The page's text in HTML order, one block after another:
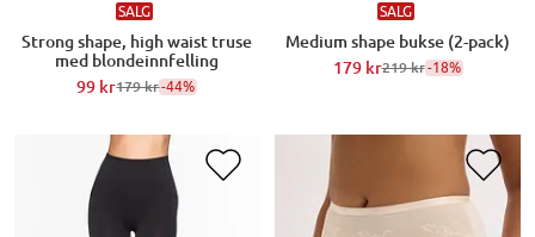
SALG
Strong shape, high waist truse
med blondeinnfelling
99 kr179 kr-44%
SALG
Medium shape bukse (2-pack)
179 kr219 kr-18%